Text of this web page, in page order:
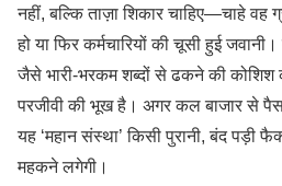
नहीं, बल्कि ताज़ा शिकार चाहिए—चाहे वह
हो या फिर कर्मचारियों की चूसी हुई जवानी।
जैसे भारी-भरकम शब्दों से ढकने की
परजीवी की भूख है। अगर कल बाजार से पैसा
यह ‘महान संस्था’ किसी पुरानी, बंद पड़ी
महकने लगेगी।